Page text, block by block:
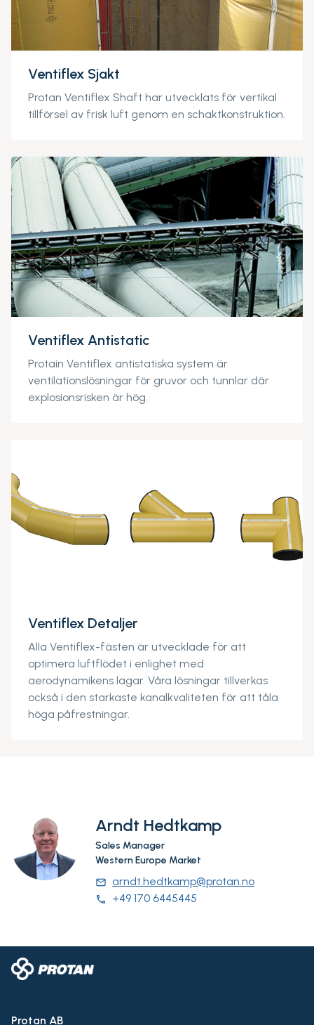
Ventiflex Sjakt
Protan Ventiflex Shaft har utvecklats för vertikal
tillförsel av frisk luft genom en schaktkonstruktion.
Ventiflex Antistatic
Protain Ventiflex antistatiska system är
ventilationslösningar för gruvor och tunnlar där
explosionsrisken är hög.
Ventiflex Detaljer
Alla Ventiflex-fästen är utvecklade för att
optimera luftflödet i enlighet med
aerodynamikens lagar. Våra lösningar tillverkas
också i den starkaste kanalkvaliteten för att tåla
höga påfrestningar.
Arndt Hedtkamp
Sales Manager
Western Europe Market
email arndt.hedtkamp@protan.no
phone +49 170 6445445
Protan AB